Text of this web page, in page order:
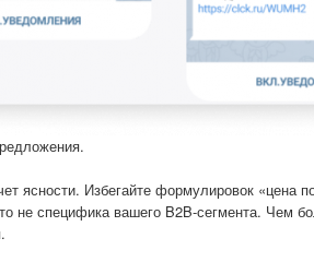
ясности. Избегайте формулировок «цена
не специфика вашего B2B-сегмента. Чем